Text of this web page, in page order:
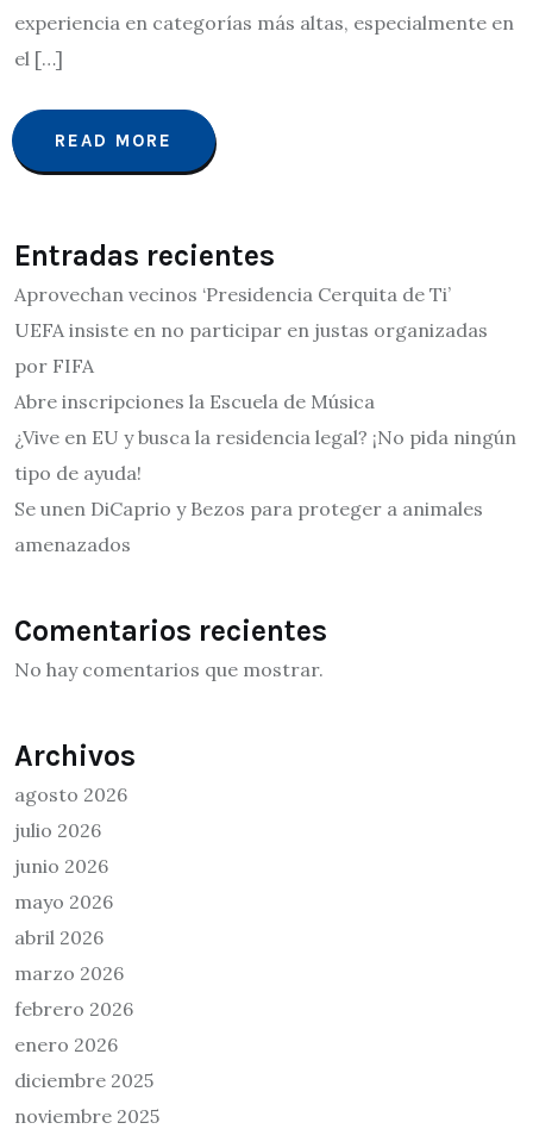
experiencia en categorías más altas, especialmente en
el […]
READ MORE
Entradas recientes
Aprovechan vecinos ‘Presidencia Cerquita de Ti’
UEFA insiste en no participar en justas organizadas
por FIFA
Abre inscripciones la Escuela de Música
¿Vive en EU y busca la residencia legal? ¡No pida ningún
tipo de ayuda!
Se unen DiCaprio y Bezos para proteger a animales
amenazados
Comentarios recientes
No hay comentarios que mostrar.
Archivos
agosto 2026
julio 2026
junio 2026
mayo 2026
abril 2026
marzo 2026
febrero 2026
enero 2026
diciembre 2025
noviembre 2025